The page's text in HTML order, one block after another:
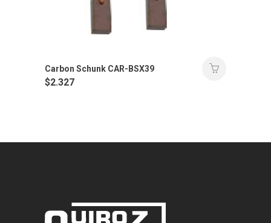
Carbon Schunk CAR-BSX39
$2.327